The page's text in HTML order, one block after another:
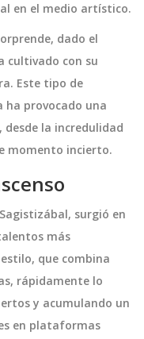
en el medio artístico.
dado el
cultivado con su
Este tipo de
ha provocado una
desde la incredulidad
momento incierto.
surgió en
más
que combina
rápidamente lo
y acumulando un
en plataformas